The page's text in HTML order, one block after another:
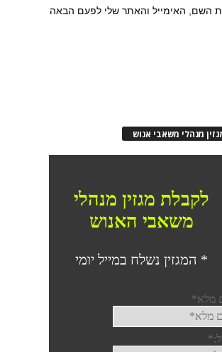
השם, האימייל והאתר שלי לפעם הבאה
מנהלי משאבי אנוש